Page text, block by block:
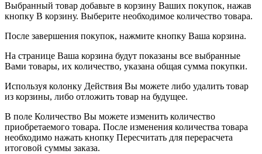
Выбранный товар добавьте в корзину Ваших покупок, нажав
кнопку В корзину. Выберите необходимое количество товара.
После завершения покупок, нажмите кнопку Ваша корзина.
На странице Ваша корзина будут показаны все выбранные
Вами товары, их количество, указана общая сумма покупки.
Используя колонку Действия Вы можете либо удалить товар
из корзины, либо отложить товар на будущее.
В поле Количество Вы можете изменить количество
приобретаемого товара. После изменения количества товара
необходимо нажать кнопку Пересчитать для перерасчета
итоговой суммы заказа.